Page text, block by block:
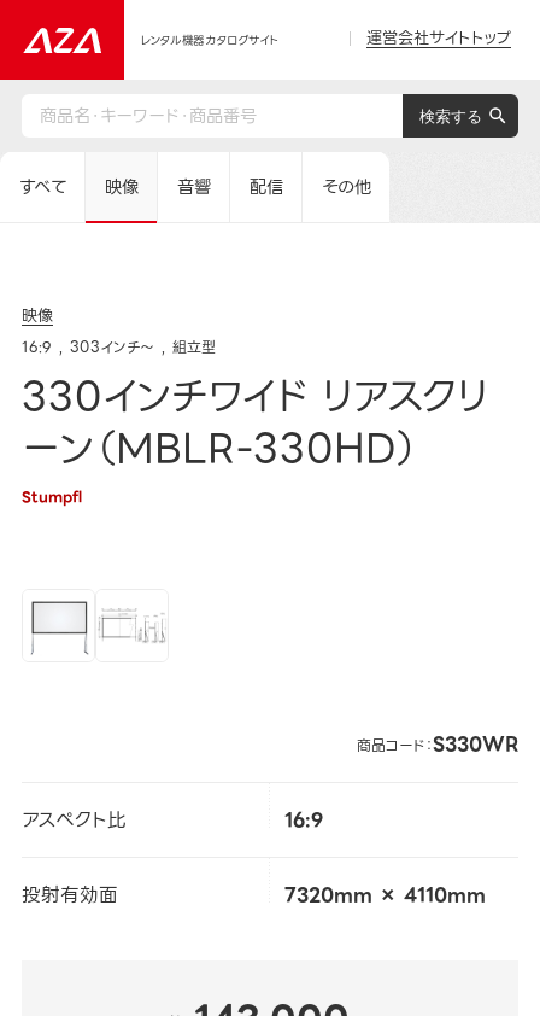
レンタル機器カタログサイト 運営会社サイトトップ
すべて 映像 音響 配信 その他
映像
16:9 303インチ～ 組立型
330インチワイド リアスクリ
ーン（MBLR-330HD）
Stumpfl
商品コード：S330WR
アスペクト比 16:9
投射有効面 7320mm × 4110mm